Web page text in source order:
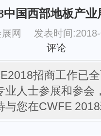
中国西部地板产业
网
发表时间
评论
招商工作已
业人士参展和参会
与您在CWFE